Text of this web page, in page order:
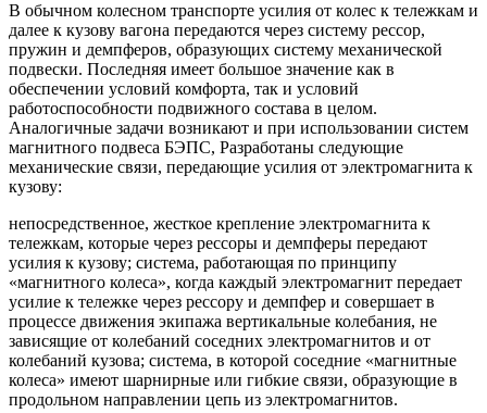
В обычном колесном транспорте усилия от колес к тележкам и
далее к кузову вагона передаются через систему рессор,
пружин и демпферов, образующих систему механической
подвески. Последняя имеет большое значение как в
обеспечении условий комфорта, так и условий
работоспособности подвижного состава в целом.
Аналогичные задачи возникают и при использовании систем
магнитного подвеса БЭПС, Разработаны следующие
механические связи, передающие усилия от электромагнита к
кузову:
непосредственное, жесткое крепление электромагнита к
тележкам, которые через рессоры и демпферы передают
усилия к кузову; система, работающая по принципу
«магнитного колеса», когда каждый электромагнит передает
усилие к тележке через рессору и демпфер и совершает в
процессе движения экипажа вертикальные колебания, не
зависящие от колебаний соседних электромагнитов и от
колебаний кузова; система, в которой соседние «магнитные
колеса» имеют шарнирные или гибкие связи, образующие в
продольном направлении цепь из электромагнитов.